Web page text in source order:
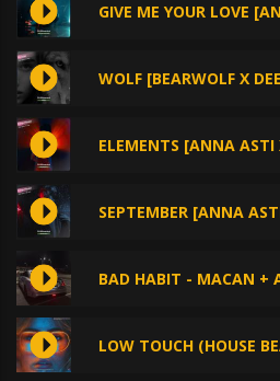
GIVE ME YOUR LOVE
WOLF [BEARWOLF X
ELEMENTS [ANNA ASTI
SEPTEMBER [ANNA
BAD HABIT - MACAN +
LOW TOUCH (HOUSE